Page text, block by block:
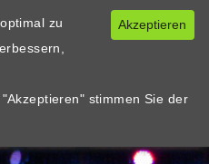
Akzeptieren
zu
stimmen Sie der